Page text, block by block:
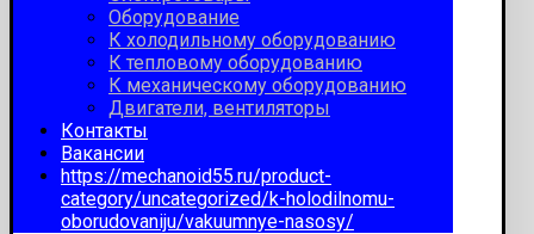
Оборудование
К холодильному оборудованию
К тепловому оборудованию
К механическому оборудованию
Двигатели, вентиляторы
Контакты
Вакансии
https://mechanoid55.ru/product-
category/uncategorized/k-holodilnomu-
oborudovaniju/vakuumnye-nasosy/